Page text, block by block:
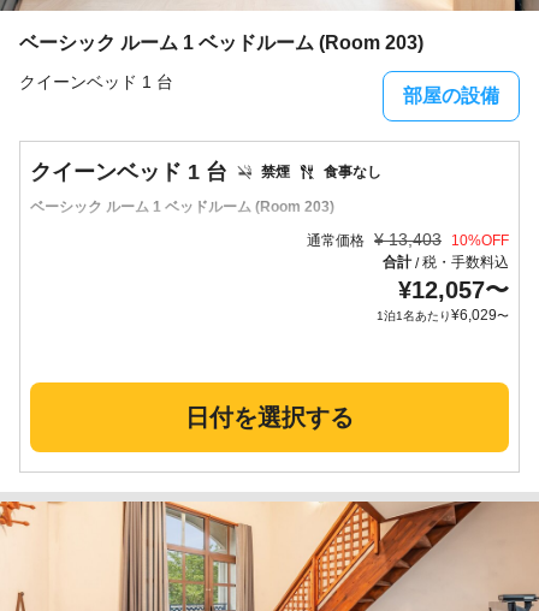
ベーシック ルーム 1 ベッドルーム (Room 203)
クイーンベッド 1 台
部屋の設備
ベーシック ルーム 1 ベッドルーム (Room 203)
禁煙 食事なし
クイーンベッド 1 台
通常価格 ¥ 13,403 10%OFF
合計/税・手数料込
¥12,057〜
1泊1名あたり¥6,029〜
日付を選択する